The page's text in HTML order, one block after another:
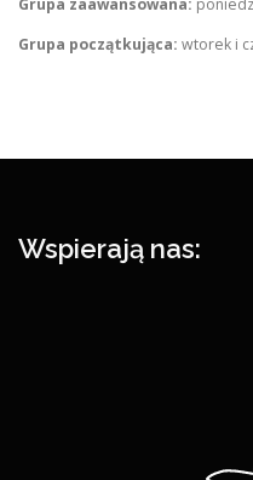
Grupa zaawansowana:
Grupa początkująca: wtorek i
Wspierają nas: